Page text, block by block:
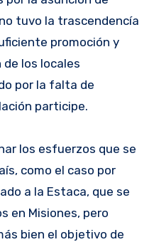
tuvo la trascendencía
promoción y
los locales
por la falta de
participe.
los esfuerzos que se
como el caso por
a la Estaca, que se
en Misiones, pero
bien el objetivo de